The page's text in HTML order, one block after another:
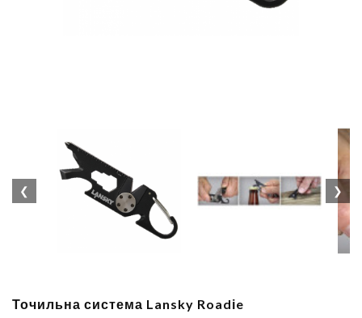
❮ ❯
Точильна система Lansky Roadіe